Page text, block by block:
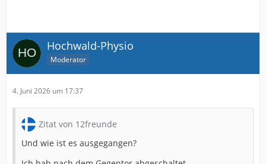
Hochwald-Physio
Moderator
4. Juni 2026 um 17:37
Zitat von 12freunde
Und wie ist es ausgegangen?